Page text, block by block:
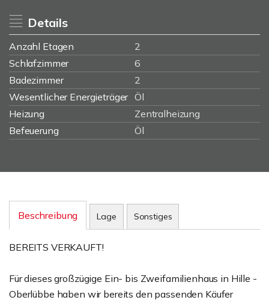
Details
Anzahl Etagen
2
Schlafzimmer
6
Badezimmer
2
Wesentlicher Energieträger Öl
Heizung
Zentralheizung
Befeuerung
Öl
Beschreibung Lage Sonstiges
BEREITS VERKAUFT!
Für dieses großzügige Ein- bis Zweifamilienhaus in Hille -
Oberlübbe haben wir bereits den passenden Käufer